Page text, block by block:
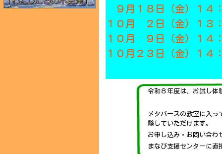
９月１８日（金）１４
１０月 ２日（金）１３
１０月 ９日（金）１４
１０月２３日（金）１４
令和８年度は、お試し体
メタバースの教室に入っ
験していただけます。
お申し込み・お問い合わ
まなび支援センターに直